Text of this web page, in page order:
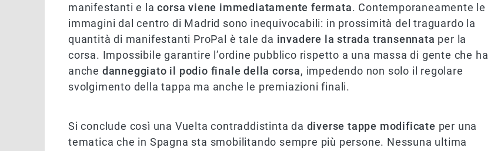
manifestanti e lacorsa viene immediatamente fermata. Contemporaneamente le
immagini dal centro di Madrid sono inequivocabili: in prossimità del traguardo la
quantità di manifestanti ProPal è tale da invadere la strada transennata per la
corsa. Impossibile garantire l’ordine pubblico rispetto a una massa di gente che ha
anche danneggiato il podio finale della corsa, impedendo non solo il regolare
svolgimento della tappa ma anche le premiazioni finali.
Si conclude così una Vuelta contraddistinta da diverse tappe modificate per una
tematica che in Spagna sta smobilitando sempre più persone. Nessuna ultima